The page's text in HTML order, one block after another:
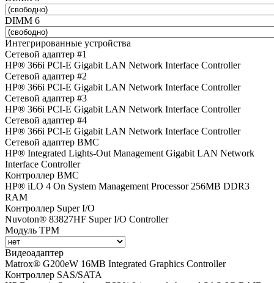
DIMM 6
Интегрированные устройства
Сетевой адаптер #1
HP® 366i PCI-E Gigabit LAN Network Interface Controller
Сетевой адаптер #2
HP® 366i PCI-E Gigabit LAN Network Interface Controller
Сетевой адаптер #3
HP® 366i PCI-E Gigabit LAN Network Interface Controller
Сетевой адаптер #4
HP® 366i PCI-E Gigabit LAN Network Interface Controller
Сетевой адаптер BMC
HP® Integrated Lights-Out Management Gigabit LAN Network
Interface Controller
Контроллер BMC
HP® iLO 4 On System Management Processor 256MB DDR3
RAM
Контроллер Super I/O
Nuvoton® 83827HF Super I/O Controller
Модуль TPM
Видеоадаптер
Matrox® G200eW 16MB Integrated Graphics Controller
Контроллер SAS/SATA